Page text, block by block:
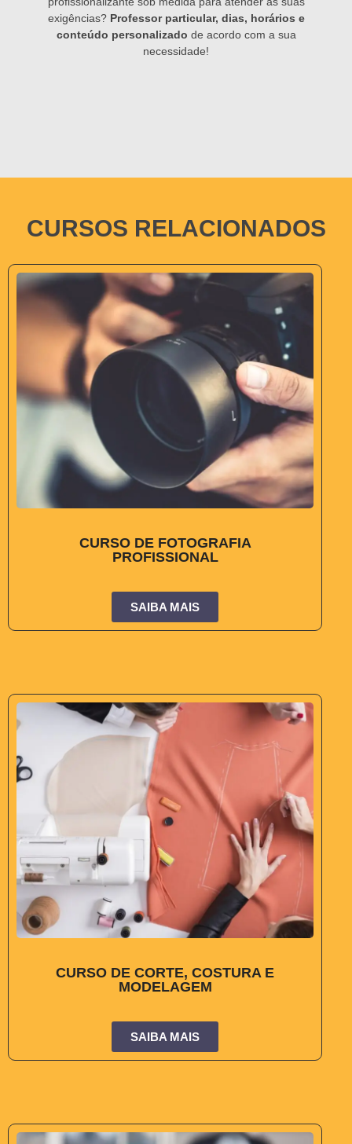
exigências? Professor particular, dias, horários e
conteúdo personalizado de acordo com a sua
necessidade!
CURSOS RELACIONADOS
CURSO DE FOTOGRAFIA
PROFISSIONAL
SAIBA MAIS
CURSO DE CORTE, COSTURA E
MODELAGEM
SAIBA MAIS